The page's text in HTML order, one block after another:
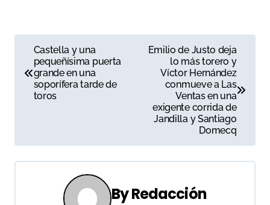
a
g
a
Castella y una
pequeñísima puerta
grande en una
soporífera tarde de
toros
Emilio de Justo deja
lo más torero y
Víctor Hernández
conmueve a Las
Ventas en una
exigente corrida de
Jandilla y Santiago
Domecq
ByRedacción